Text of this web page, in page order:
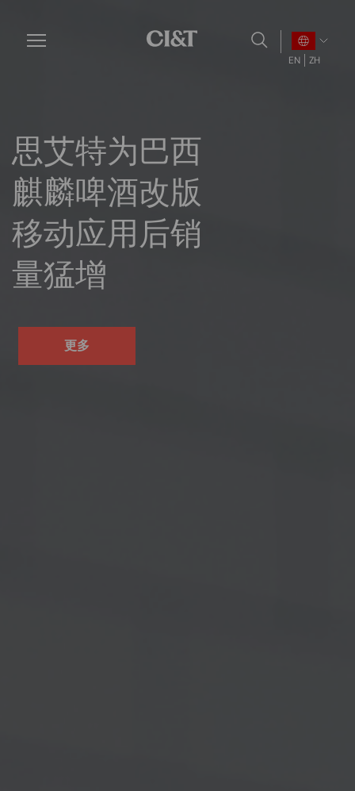
to
main
EN ZH
思艾特为巴西
麒麟啤酒改版
移动应用后销
量猛增
更多